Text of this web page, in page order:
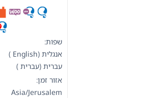
שפות:
אנגלית (English )
עברית (עברית )
אזור זמן:
Asia/Jerusalem